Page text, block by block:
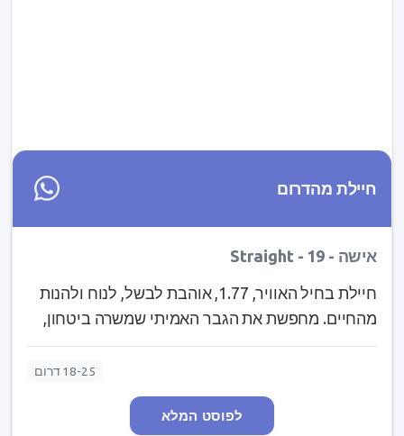
חיילת מהדרום
אישה - Straight - 19
חיילת בחיל האוויר, 1.77, אוהבת לבשל, לנוח ולהנות
מהחיים. מחפשת את הגבר האמיתי שמשרה ביטחון,
בוגר, מלא בחוש הומור, יודע מה הוא רוצה מעצמו, יודע
לרגש, להקסים אותי. אם אתה חושב שזה אתה איפשהו
שם, אני אשמח להכיר: ravaka510
18-25 דרום
לפוסט המלא